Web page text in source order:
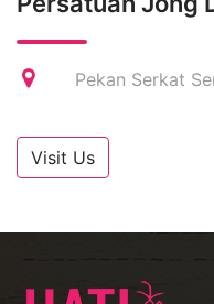
Pekan Serkat
Visit Us